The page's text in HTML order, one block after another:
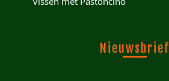
Nieuwsbrief